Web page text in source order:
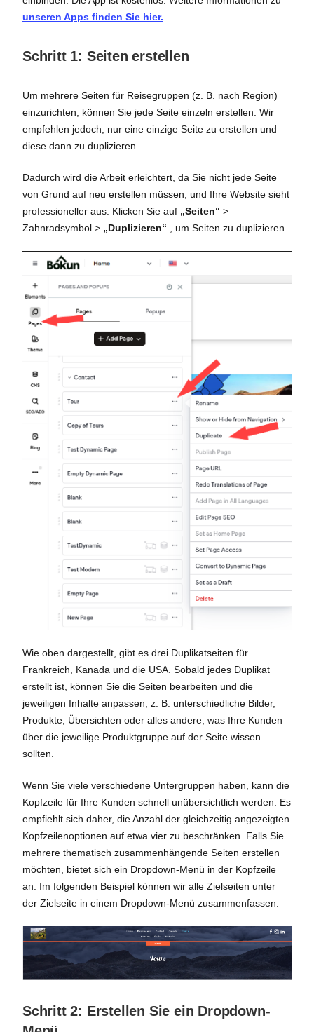
unseren Apps finden Sie hier.
Schritt 1: Seiten erstellen
Um mehrere Seiten für Reisegruppen (z. B. nach Region)
einzurichten, können Sie jede Seite einzeln erstellen. Wir
empfehlen jedoch, nur eine einzige Seite zu erstellen und
diese dann zu duplizieren.
Dadurch wird die Arbeit erleichtert, da Sie nicht jede Seite
von Grund auf neu erstellen müssen, und Ihre Website sieht
professioneller aus. Klicken Sie auf „Seiten“ >
Zahnradsymbol > „Duplizieren“ , um Seiten zu duplizieren.
Wie oben dargestellt, gibt es drei Duplikatseiten für
Frankreich, Kanada und die USA. Sobald jedes Duplikat
erstellt ist, können Sie die Seiten bearbeiten und die
jeweiligen Inhalte anpassen, z. B. unterschiedliche Bilder,
Produkte, Übersichten oder alles andere, was Ihre Kunden
über die jeweilige Produktgruppe auf der Seite wissen
sollten.
Wenn Sie viele verschiedene Untergruppen haben, kann die
Kopfzeile für Ihre Kunden schnell unübersichtlich werden. Es
empfiehlt sich daher, die Anzahl der gleichzeitig angezeigten
Kopfzeilenoptionen auf etwa vier zu beschränken. Falls Sie
mehrere thematisch zusammenhängende Seiten erstellen
möchten, bietet sich ein Dropdown-Menü in der Kopfzeile
an. Im folgenden Beispiel können wir alle Zielseiten unter
der Zielseite in einem Dropdown-Menü zusammenfassen.
Schritt 2: Erstellen Sie ein Dropdown-